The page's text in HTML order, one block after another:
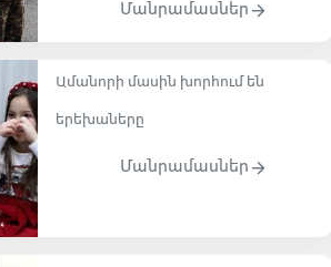
Մանրամասներ
Ամանորի մասին խորհում են
երեխաները
Մանրամասներ